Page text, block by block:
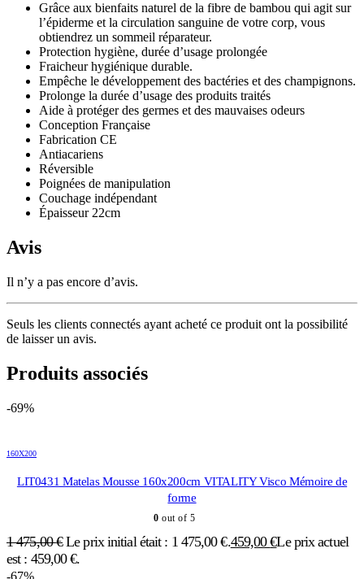
Grâce aux bienfaits naturel de la fibre de bambou qui agit sur
l’épiderme et la circulation sanguine de votre corp, vous
obtiendrez un sommeil réparateur.
Protection hygiène, durée d’usage prolongée
Fraicheur hygiénique durable.
Empêche le développement des bactéries et des champignons.
Prolonge la durée d’usage des produits traités
Aide à protéger des germes et des mauvaises odeurs
Conception Française
Fabrication CE
Antiacariens
Réversible
Poignées de manipulation
Couchage indépendant
Épaisseur 22cm
Avis
Il n’y a pas encore d’avis.
Seuls les clients connectés ayant acheté ce produit ont la possibilité
de laisser un avis.
Produits associés
-69%
160X200
LIT0431 Matelas Mousse 160x200cm VITALITY Visco Mémoire de
forme
0 out of 5
1 475,00€ Le prix initial était : 1 475,00 €.459,00€Le prix actuel
est : 459,00 €.
-67%